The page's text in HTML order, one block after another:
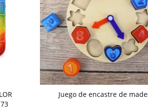
Juego de encastre de